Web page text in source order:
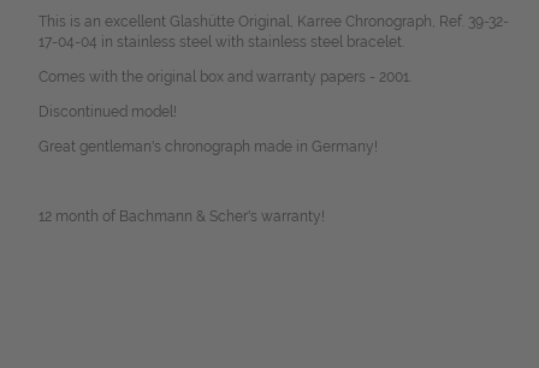
This is an excellent Glashütte Original, Karree Chronograph, Ref. 39-32-
17-04-04 in stainless steel with stainless steel bracelet.
Comes with the original box and warranty papers - 2001.
Discontinued model!
Great gentleman's chronograph made in Germany!
12 month of Bachmann & Scher's warranty!